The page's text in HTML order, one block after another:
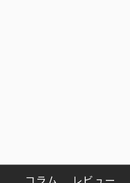
コラム レビュー